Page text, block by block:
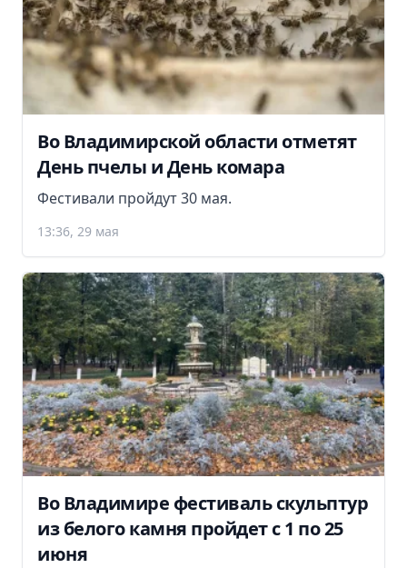
Во Владимирской области отметят
День пчелы и День комара
Фестивали пройдут 30 мая.
13:36, 29 мая
Во Владимире фестиваль скульптур
из белого камня пройдет с 1 по 25
июня